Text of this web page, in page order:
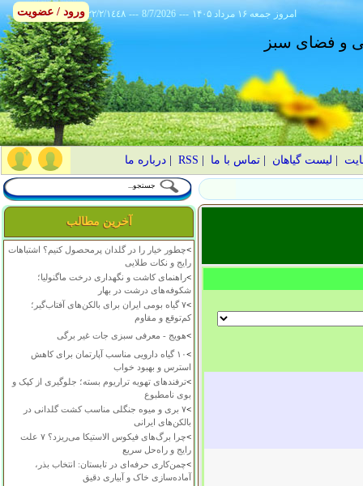
٢٢/٢/١٤٤٨ --- 8/7/2026 --- ۱۴۰۵ جمعه ۱۶ مرداد امروز
و فضای سبز
لیست گیاهان |تماس با ما RSS
|درباره ما
آخرین مطالب
>چطور خیار را در گلدان پرمحصول کنیم؟ اشتباهات
رایج و نکات طلایی
>راهنمای کاشت و نگهداری درخت ماگنولیا؛
شکوفه‌های درشت در بهار
>
۷ گیاه بومی ایران برای بالکن‌های آفتاب‌گیر؛
کم‌توقع و مقاوم
>هویج - معرفی سبزی جات غیر برگی
>
۱۰ گیاه دارویی مناسب آپارتمان برای کاهش
استرس و بهبود خواب
>ترفندهای تهویه تراریوم بسته؛ جلوگیری از کپک و
بوی نامطبوع
>
۷ بری و میوه جنگلی مناسب کشت گلدانی در
بالکن‌های ایرانی
>
چرا برگ‌های فیکوس الاستیکا می‌ریزد؟ ۷ علت
رایج و راه‌حل سریع
>چمن‌کاری حرفه‌ای در تابستان: انتخاب بذر،
آماده‌سازی خاک و آبیاری دقیق
ورود / عضویت